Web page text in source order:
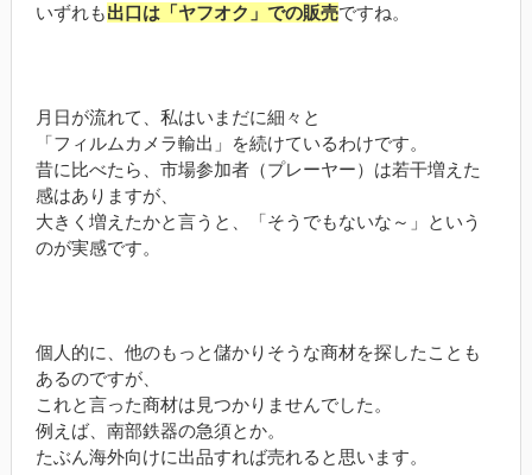
いずれも出口は「ヤフオク」での販売ですね。
月日が流れて、私はいまだに細々と
「フィルムカメラ輸出」を続けているわけです。
昔に比べたら、市場参加者（プレーヤー）は若干増えた
感はありますが、
大きく増えたかと言うと、「そうでもないな～」という
のが実感です。
個人的に、他のもっと儲かりそうな商材を探したことも
あるのですが、
これと言った商材は見つかりませんでした。
例えば、南部鉄器の急須とか。
たぶん海外向けに出品すれば売れると思います。